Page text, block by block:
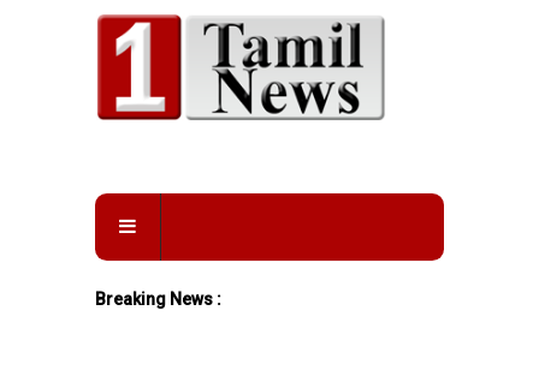
Breaking News :